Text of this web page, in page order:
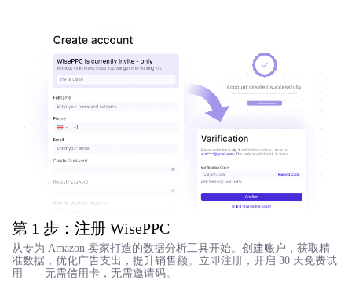
第 1 步：注册 WisePPC
从专为 Amazon 卖家打造的数据分析工具开始。创建账户，获取精
准数据，优化广告支出，提升销售额。立即注册，开启 30 天免费试
用——无需信用卡，无需邀请码。